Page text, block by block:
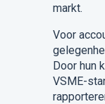
markt.
Voor
Door hun
VSME-